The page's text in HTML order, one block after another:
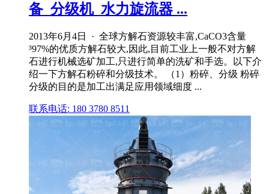
备_分级机_水力旋流器 ...
2013年6月4日 · 全球方解石资源较丰富,CaCO3含量
³97%的优质方解石较大,因此,目前工业上一般不对方解
石进行机械选矿加工,只进行简单的洗矿和手选。以下介
绍一下方解石粉碎和分级技术。 （1）粉碎、分级 粉碎
分级的目的是加工出满足应用领域细度 ...
联系电话: 180 3780 8511